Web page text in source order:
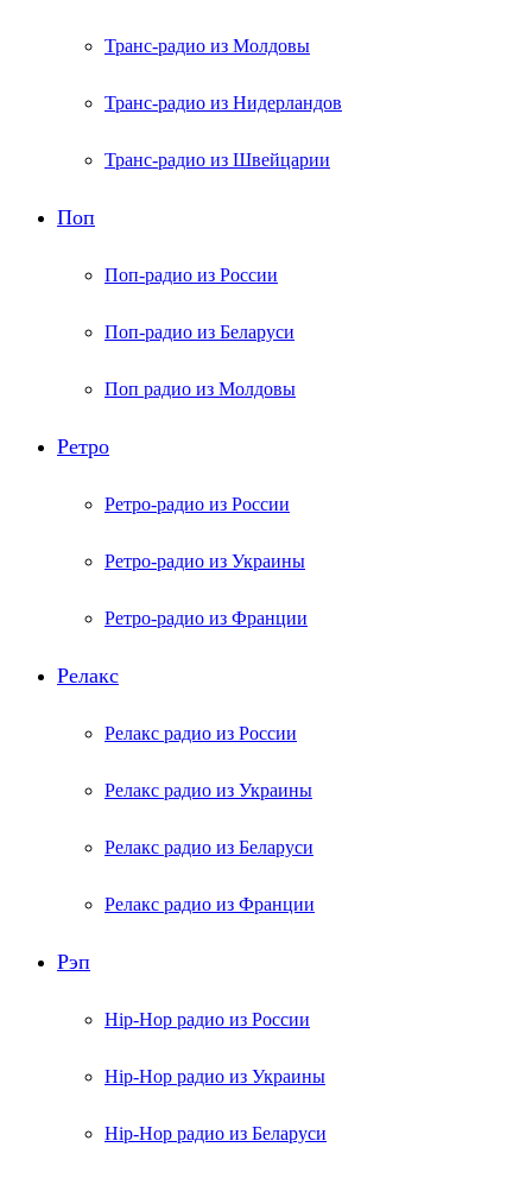
Транс-радио из Молдовы
Транс-радио из Нидерландов
Транс-радио из Швейцарии
Поп
Поп-радио из России
Поп-радио из Беларуси
Поп радио из Молдовы
Ретро
Ретро-радио из России
Ретро-радио из Украины
Ретро-радио из Франции
Релакс
Релакс радио из России
Релакс радио из Украины
Релакс радио из Беларуси
Релакс радио из Франции
Рэп
Hip-Hop радио из России
Hip-Hop радио из Украины
Hip-Hop радио из Беларуси